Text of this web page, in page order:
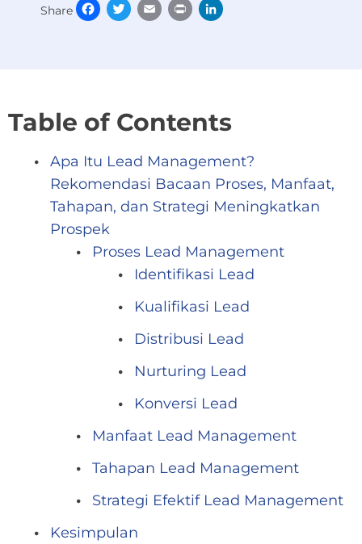
Share Facebook
TwitterEmail Print
Table of Contents
Apa Itu Lead Management?
Rekomendasi Bacaan Proses, Manfaat,
Tahapan, dan Strategi Meningkatkan
Prospek
Proses Lead Management
Identifikasi Lead
Kualifikasi Lead
Distribusi Lead
Nurturing Lead
Konversi Lead
Manfaat Lead Management
Tahapan Lead Management
Strategi Efektif Lead Management
Kesimpulan